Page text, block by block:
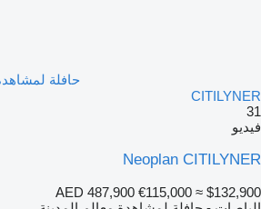
CITILYNER
31
فيديو
Neoplan CITILYNER
AED 487,900 €115,000 ≈ $132,900